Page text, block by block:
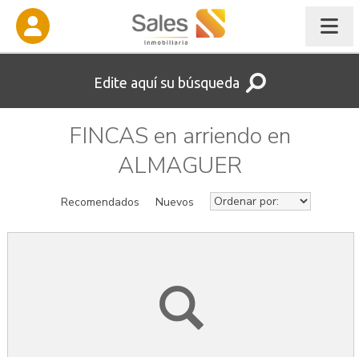
Edite aquí su búsqueda
FINCAS en arriendo en
ALMAGUER
Recomendados Nuevos